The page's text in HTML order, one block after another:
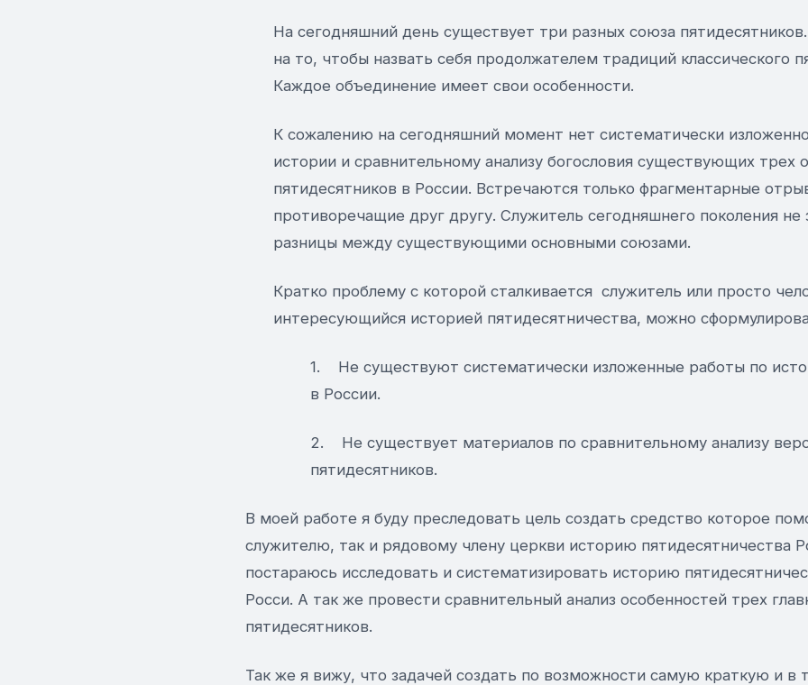
На сегодняшний день существует три разных союза
на то, чтобы назвать себя продолжателем традиций классического
Каждое объединение имеет свои особенности.
К сожалению на сегодняшний момент нет систематически
истории и сравнительному анализу богословия существующих трех
пятидесятников в России. Встречаются только фрагментарные
противоречащие друг другу. Служитель сегодняшнего поколения не
разницы между существующими основными союзами.
Кратко проблему с которой сталкивается служитель или просто
интересующийся историей пятидесятничества, можно
1. Не существуют систематически изложенные работы по
в России.
2. Не существует материалов по сравнительному анализу
пятидесятников.
В моей работе я буду преследовать цель создать средство которое
служителю, так и рядовому члену церкви историю пятидесятничества
постараюсь исследовать и систематизировать историю
Росси. А так же провести сравнительный анализ особенностей трех
пятидесятников.
Так же я вижу, что задачей создать по возможности самую краткую и в